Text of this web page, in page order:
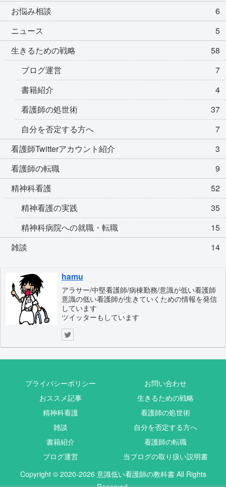
お悩み相談
6
ニュース
5
生きるための戦略
58
ブログ運営
7
書籍紹介
4
看護師の処世術
37
自分を否定する方へ
7
看護師Twitterアカウント紹介
3
看護師の転職
9
精神科看護
52
精神看護の実践
35
精神科病院への就職・転職
15
雑談
14
hamu
アラサー/中堅看護師/病棟勤務/意識が低い看護師
意識の低い看護師が生きていくための情報を発信
しています
ツイッターもしています
プライバシーポリシー
お問い合わせ
おススメ記事
生きるための戦略
精神科看護
看護師の処世術
雑談
自分を否定する方へ
書籍紹介
看護師の転職
ブログ運営
当ブログの取り扱い説明書
Copyright © 2020-2026 意識低い看護師の教科書 All Rights